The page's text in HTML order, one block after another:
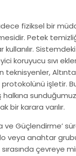
fiziksel bir
Petek
koruyucu sıvı
teknisyenler,
protokolünü işletir.
halkına
bir karara varılır.
ve Güçlendirme’
veya anahtar
çevreye